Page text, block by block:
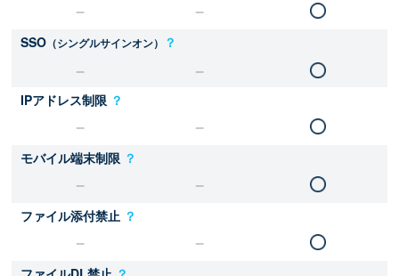
SSO （シングルサインオン） ？
IPアドレス制限 ？
モバイル端末制限 ？
ファイル添付禁止 ？